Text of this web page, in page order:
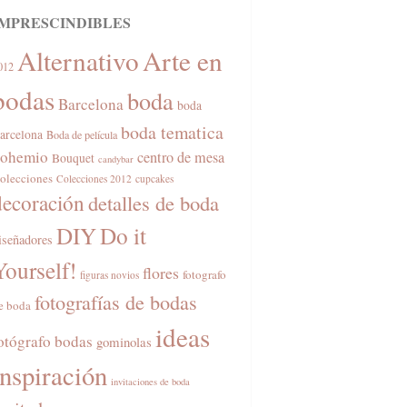
AlternativoArte en
Barcelonaboda boda
Boda de película boda tematica
Bouquet candybar centro de mesa
Colecciones 2012 cupcakes
detalles de boda
DIYDo it
figuras novios flores fotografo
boda fotografías de bodas
bodas gominolas ideas
invitaciones de boda